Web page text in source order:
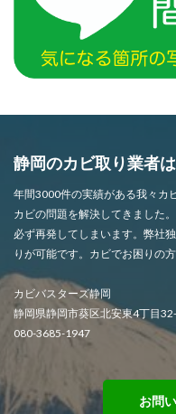
静岡のカビ取り業者
年間3000件の実績がある我々カ
カビの問題を解決してきました
必ず再発してしまいます。弊社
りが可能です。カビでお困りの
カビバスターズ静岡
静岡県静岡市葵区北安東4丁目
080-3685-1947
お問